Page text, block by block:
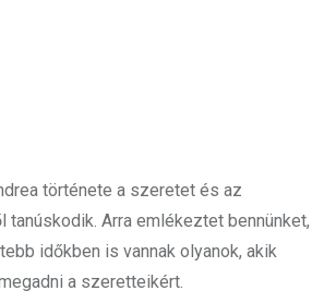
története a szeretet és az
tanúskodik. Arra emlékeztet bennünket,
időkben is vannak olyanok, akik
a szeretteikért.